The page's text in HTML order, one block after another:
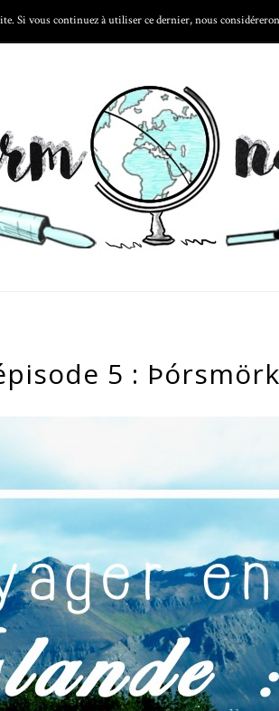
LES ASTUCES LES
5 : Þórsmörk
Si vous continuez à utiliser ce dernier, nous